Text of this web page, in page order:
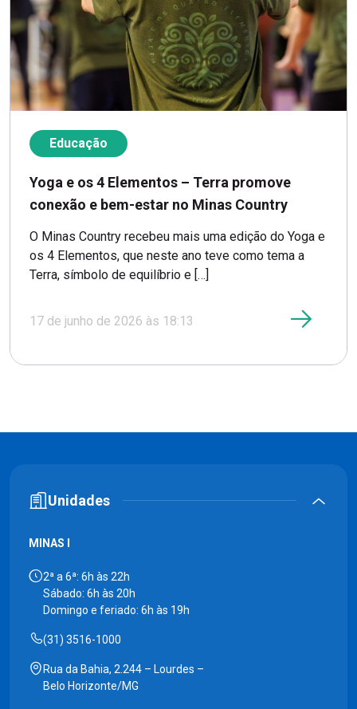
Educação
Yoga e os 4 Elementos – Terra promove
conexão e bem-estar no Minas Country
O Minas Country recebeu mais uma edição do Yoga e
os 4 Elementos, que neste ano teve como tema a
Terra, símbolo de equilíbrio e […]
17 de junho de 2026 às 18:13
Unidades
MINAS I
2ª a 6ª: 6h às 22h
Sábado: 6h às 20h
Domingo e feriado: 6h às 19h
(31) 3516-1000
Rua da Bahia, 2.244 – Lourdes –
Belo Horizonte/MG